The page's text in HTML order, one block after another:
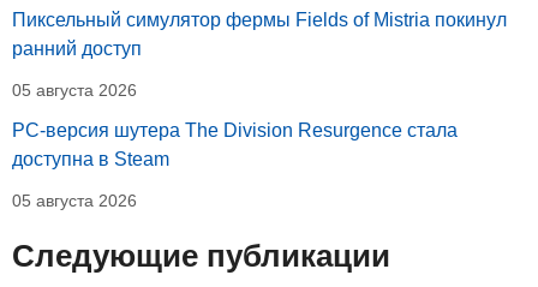
Пиксельный симулятор фермы Fields of Mistria покинул
ранний доступ
05 августа 2026
PC-версия шутера The Division Resurgence стала
доступна в Steam
05 августа 2026
Следующие публикации